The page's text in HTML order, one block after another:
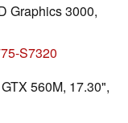
Graphics 3000,
S7320
560M, 17.30",